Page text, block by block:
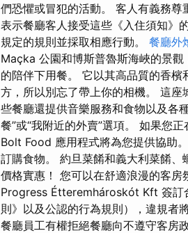
們恐懼​​或冒犯的活動。 客人有義務
表示餐廳客人接受這些《入住須知》
規定的規則並採取相應行動。 餐廳外
Maçka 公園和博斯普魯斯海峽的景
的陪伴下用餐。 它以其高品質的香
方，所以別忘了帶上你的相機。 這
些餐廳還提供音樂服務和食物以及各
餐”或“我附近的外賣”選項。 如果您
Bolt Food 應用程式將為您提供協助。
訂購食物。 約旦菜餚和義大利菜餚
價格實惠！ 您可以在舒適浪漫的客
Progress Étteremhároskót Kft 簽訂
則》以及公認的行為規則），違規者
餐廳員工有權拒絕餐廳向不遵守客房